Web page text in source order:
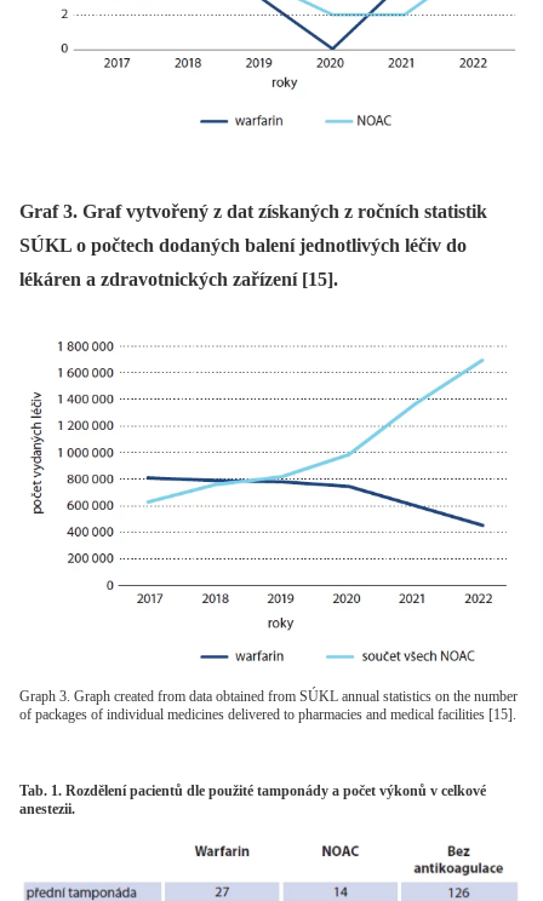
Graf 3. Graf vytvořený z dat získaných z ročních statistik
SÚKL o počtech dodaných balení jednotlivých léčiv do
lékáren a zdravotnických zařízení [15].
Graph 3. Graph created from data obtained from SÚKL annual statistics on the number
of packages of individual medicines delivered to pharmacies and medical facilities [15].
Tab. 1. Rozdělení pacientů dle použité tamponády a počet výkonů v celkové
anestezii.